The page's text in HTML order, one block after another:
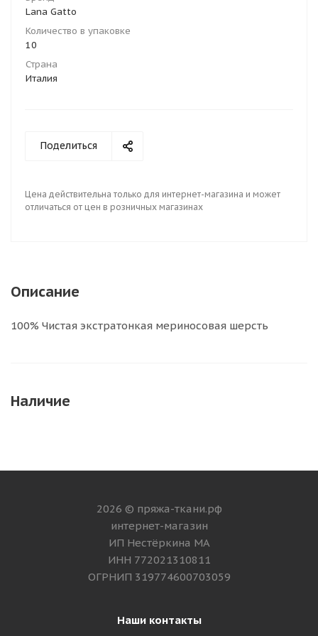
Lana Gatto
Количество в упаковке
10
Страна
Италия
Поделиться
Цена действительна только для интернет-магазина и может
отличаться от цен в розничных магазинах
Описание
100% Чистая экстратонкая мериносовая шерсть
Наличие
2026 © пряжа-ткани.рф
интернет-магазин
ИП Нестёркина МА
ИНН 772021310811
ОГРНИП 319774600703059
Наши контакты